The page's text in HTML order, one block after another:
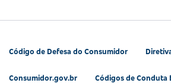
Código de Defesa do Consumidor
Consumidor.gov.br Códigos de Conduta